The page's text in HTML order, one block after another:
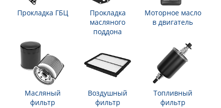
Прокладка ГБЦ
Прокладка
масляного
поддона
Моторное масло
в двигатель
Масляный
фильтр
Воздушный
фильтр
Топливный
фильтр